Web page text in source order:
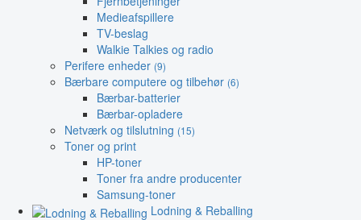
Medieafspillere
TV-beslag
Walkie Talkies og radio
Perifere enheder (9)
Bærbare computere og tilbehør (6)
Bærbar-batterier
Bærbar-opladere
Netværk og tilslutning (15)
Toner og print
HP-toner
Toner fra andre producenter
Samsung-toner
Lodning & Reballing